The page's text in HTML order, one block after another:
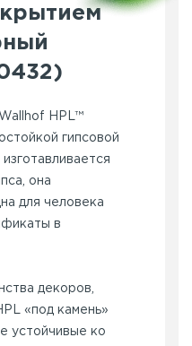
HPL™
гипсовой
она
для человека
в
декоров,
«под камень»
устойчивые ко